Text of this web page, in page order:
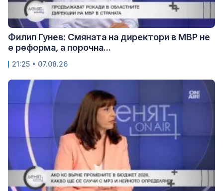
Филип Гунев: Смяната на директори в МВР не
е реформа, а порочна...
21:25 • 07.08.26